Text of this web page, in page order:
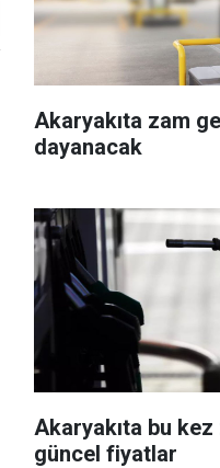
Akaryakıta zam
dayanacak
Akaryakıta bu
güncel fiyatlar